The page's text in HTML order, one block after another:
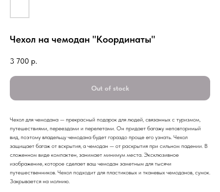
Чехол на чемодан "Координаты"
3 700 р.
Out of stock
Чехол для чемодана — прекрасный подарок для людей, связанных с туризмом,
путешествиями, переездами и перелетами. Он придает багажу неповторимый
вид, поэтому владельцу чемодана будет гораздо проще его узнать. Чехол
защищает багаж от вскрытия, а чемодан — от раскрытия при сильном падении. В
сложенном виде компактен, занимает минимум места. Эксклюзивное
изображение, которое сделает ваш чемодан заметным для тысячи
путешественников. Чехол подходит для пластиковых и тканевых чемоданов, сумок.
Закрывается на молнию.